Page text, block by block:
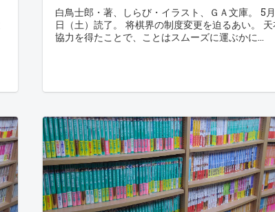
白鳥士郎・著、しらび・イラスト、ＧＡ文庫。 5
日（土）読了。 将棋界の制度変更を迫るあい。
協力を得たことで、ことはスムーズに運ぶかに